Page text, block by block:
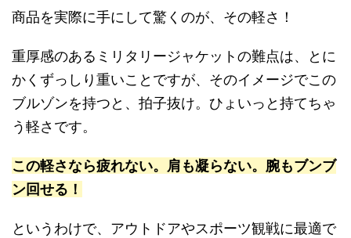
商品を実際に手にして驚くのが、その軽さ！
重厚感のあるミリタリージャケットの難点は、とに
かくずっしり重いことですが、そのイメージでこの
ブルゾンを持つと、拍子抜け。ひょいっと持てちゃ
う軽さです。
この軽さなら疲れない。肩も凝らない。腕もブンブ
ン回せる！
というわけで、アウトドアやスポーツ観戦に最適で